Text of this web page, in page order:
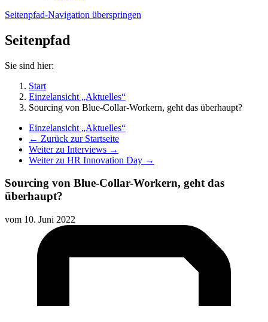
Seitenpfad-Navigation überspringen
Seitenpfad
Sie sind hier:
Start
Einzelansicht „Aktuelles“
Sourcing von Blue-Collar-Workern, geht das überhaupt?
Einzelansicht „Aktuelles“
← Zurück zur Startseite
Weiter zu Interviews →
Weiter zu HR Innovation Day →
Sourcing von Blue-Collar-Workern, geht das
überhaupt?
vom 10. Juni 2022